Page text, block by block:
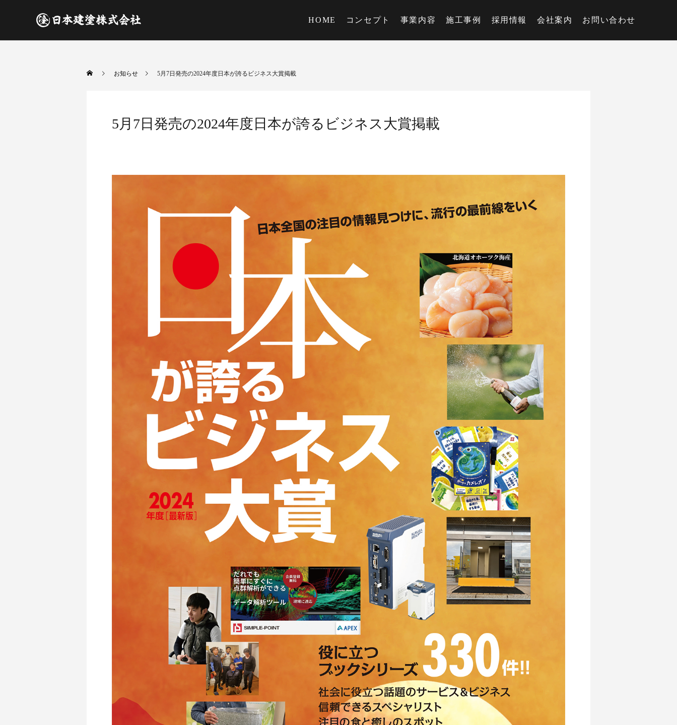
HOME コンセプト 事業内容 施工事例 採用情報 会社案内 お問い合わせ
お知らせ 5月7日発売の2024年度日本が誇るビジネス大賞掲載
5月7日発売の2024年度日本が誇るビジネス大賞掲載